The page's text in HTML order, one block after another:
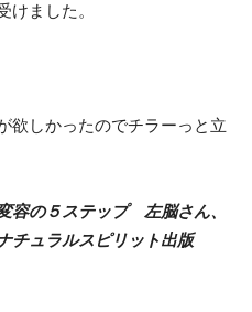
けました。
欲しかったのでチラーっと立
容の５ステップ 左脳さん、
ュラルスピリット出版